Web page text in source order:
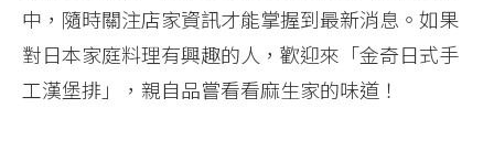
中，隨時關注店家資訊才能掌握到最新消息。如果
對日本家庭料理有興趣的人，歡迎來「金奇日式手
工漢堡排」，親自品嘗看看麻生家的味道！